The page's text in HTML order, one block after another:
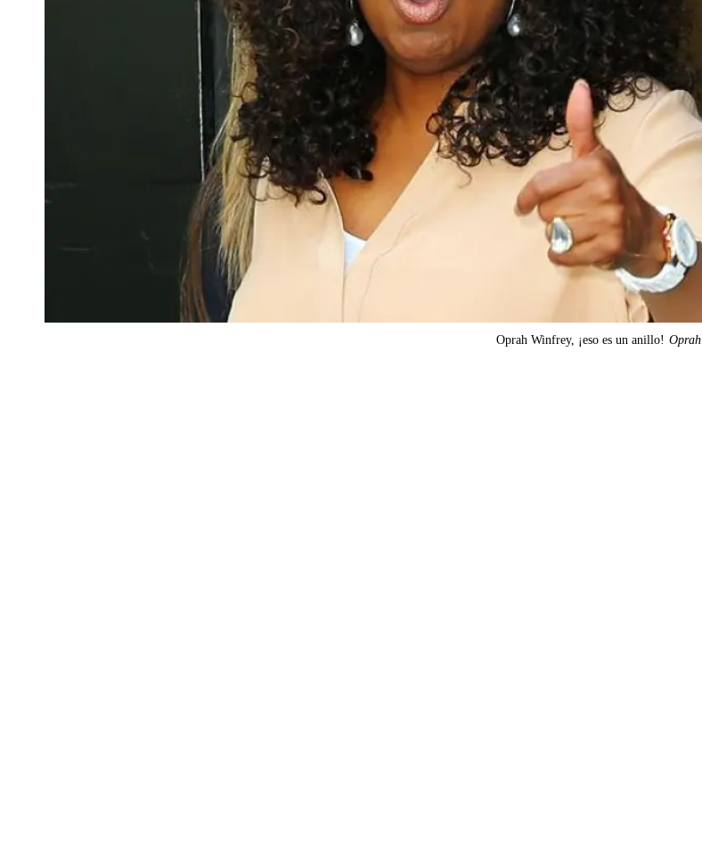
Oprah Winfrey, ¡eso es un anillo!